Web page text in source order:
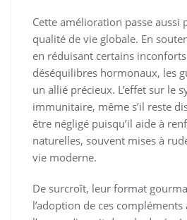
Cette amélioration passe aussi
qualité de vie globale. En
en réduisant certains
déséquilibres hormonaux, les
un allié précieux. L’effet sur le
immunitaire, même s’il reste
être négligé puisqu’il aide à
naturelles, souvent mises à
vie moderne.
De surcroît, leur format
l’adoption de ces